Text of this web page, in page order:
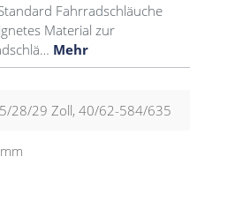
Fahrradschläuche
Material zur
Mehr
28/29 Zoll, 40/62-584/635